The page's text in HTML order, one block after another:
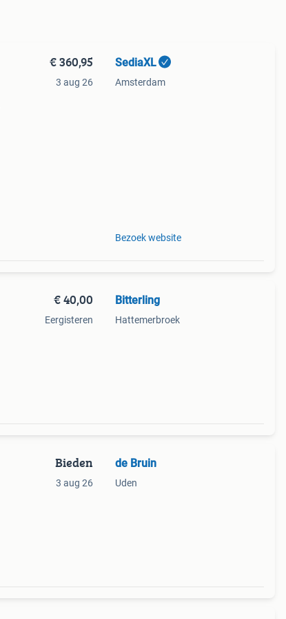
€ 360,95
3 aug 26
SediaXL
Amsterdam
Bezoek website
€ 40,00
Eergisteren
Bitterling
Hattemerbroek
Bieden
3 aug 26
de Bruin
Uden